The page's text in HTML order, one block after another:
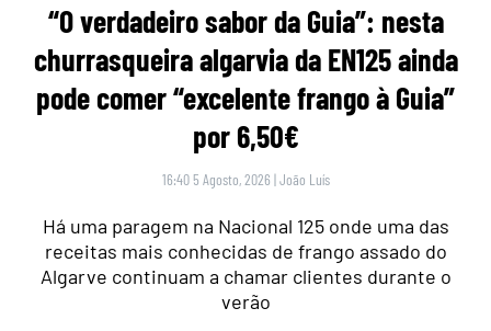
“O verdadeiro sabor da Guia”: nesta
churrasqueira algarvia da EN125 ainda
pode comer “excelente frango à Guia”
por 6,50€
16:40 5 Agosto, 2026 |João Luís
Há uma paragem na Nacional 125 onde uma das
receitas mais conhecidas de frango assado do
Algarve continuam a chamar clientes durante o
verão